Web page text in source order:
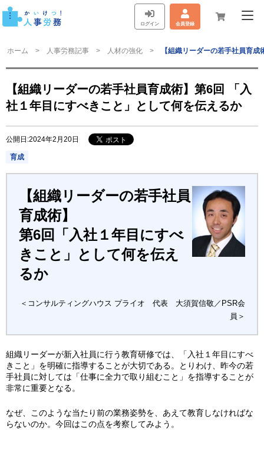
ログイン 会員登録
ホーム 人事労務記事 人材の強化 【組織リーダーの若手社員育
【組織リーダーの若手社員育成術】第6回 「入
社１年目にすべきこと」として何を伝えるか
公開日:2024年2月20日
育成
【組織リーダーの若手社員
育成術】
第6回「入社１年目にすべ
きこと」として何を伝え
るか
＜コンサルティングハウス プライオ 代表 大須賀信敬／PSR会
員＞
組織リーダーが新入社員に行う教育研修では、「入社１年目にすべ
きこと」を明確に指導することが大切である。とりわけ、昨今の若
手社員に対しては「仕事に全力で取り組むこと」を指導することが
非常に重要となる。
なぜ、このような当たり前の業務姿勢を、あえて教育しなければな
らないのか。今回はこの点を考察してみよう。